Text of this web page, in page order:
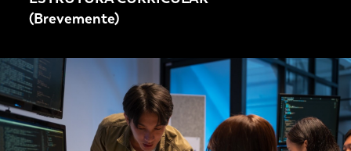
(Brevemente)